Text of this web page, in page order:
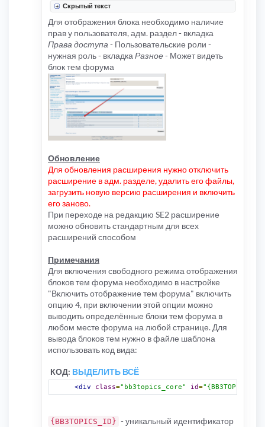
Скрытый текст
Для отображения блока необходимо наличие
прав у пользователя, адм. раздел - вкладка
Права доступа - Пользовательские роли -
нужная роль - вкладка Разное- Может видеть
блок тем форума
Обновление
Для обновления расширения нужно отключить
расширение в адм. разделе, удалить его файлы,
загрузить новую версию расширения и включить
его заново.
При переходе на редакцию SE2 расширение
можно обновить стандартным для всех
расширений способом
Примечания
Для включения свободного режима отображения
блоков тем форума необходимо в настройке
"Включить отображение тем форума" включить
опцию 4, при включении этой опции можно
выводить определённые блоки тем форума в
любом месте форума на любой странице. Для
вывода блоков тем нужно в файле шаблона
использовать код вида:
КОД: ВЫДЕЛИТЬ ВСЁ
<div class="bb3topics_core" id=
{BB3TOPICS_ID} - уникальный идентификатор